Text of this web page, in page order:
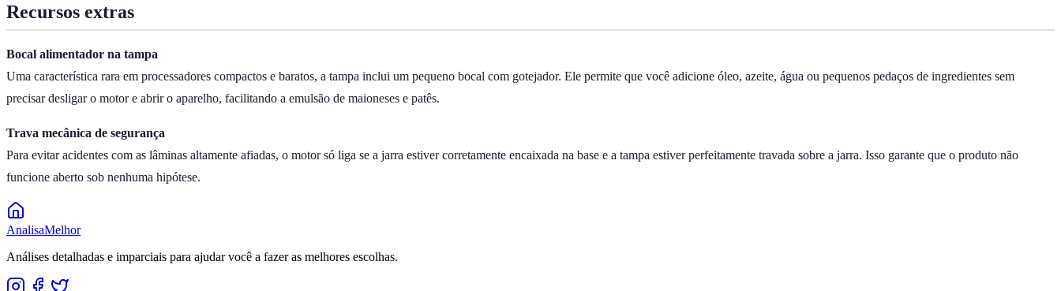
Recursos extras
Bocal alimentador na tampa
Uma característica rara em processadores compactos e baratos, a tampa inclui um pequeno bocal com gotejador. Ele permite que você adicione óleo, azeite, água ou pequenos pedaços de ingredientes sem
precisar desligar o motor e abrir o aparelho, facilitando a emulsão de maioneses e patês.
Trava mecânica de segurança
Para evitar acidentes com as lâminas altamente afiadas, o motor só liga se a jarra estiver corretamente encaixada na base e a tampa estiver perfeitamente travada sobre a jarra. Isso garante que o produto não
funcione aberto sob nenhuma hipótese.
AnalisaMelhor
Análises detalhadas e imparciais para ajudar você a fazer as melhores escolhas.